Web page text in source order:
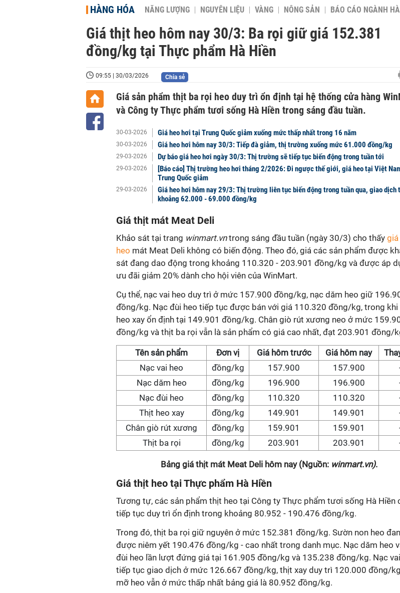
HÀNG HÓA NĂNG LƯỢNG NGUYÊN LIỆU VÀNG NÔNG SẢN BÁO CÁO NGÀNH
Giá thịt heo hôm nay 30/3: Ba rọi giữ giá 152.381
đồng/kg tại Thực phẩm Hà Hiền
09:55 | 30/03/2026 Chia sẻ
Giá sản phẩm thịt ba rọi heo duy trì ổn định tại hệ thống cửa hàng
và Công ty Thực phẩm tươi sống Hà Hiền trong sáng đầu tuần.
30-03-2026 Giá heo hơi tại Trung Quốc giảm xuống mức thấp nhất trong 16 năm
30-03-2026 Giá heo hơi hôm nay 30/3: Tiếp đà giảm, thị trường xuống mức 61.000 đồng/kg
29-03-2026 Dự báo giá heo hơi ngày 30/3: Thị trường sẽ tiếp tục biến động trong tuần tới
29-03-2026
[Báo cáo] Thị trường heo hơi tháng 2/2026: Đi ngược thế giới, giá heo tại Việt
Trung Quốc giảm
29-03-2026
Giá heo hơi hôm nay 29/3: Thị trường liên tục biến động trong tuần qua, giao dịch
khoảng 62.000 - 69.000 đồng/kg
Giá thịt mát Meat Deli
Khảo sát tại trang winmart.vntrong sáng đầu tuần (ngày 30/3) cho thấy
heo mát Meat Deli không có biến động. Theo đó, giá các sản phẩm được
sát đang dao động trong khoảng 110.320 - 203.901 đồng/kg và được áp
ưu đãi giảm 20% dành cho hội viên của WinMart.
Cụ thể, nạc vai heo duy trì ở mức 157.900 đồng/kg, nạc dăm heo giữ
đồng/kg. Nạc đùi heo tiếp tục được bán với giá 110.320 đồng/kg, trong khi
heo xay ổn định tại 149.901 đồng/kg. Chân giò rút xương neo ở mức
đồng/kg và thịt ba rọi vẫn là sản phẩm có giá cao nhất, đạt 203.901 đồng/
Tên sản phẩm Đơn vị Giá hôm trước Giá hôm nay
Nạc vai heo
đồng/kg 157.900 157.900
Nạc dăm heo
đồng/kg 196.900 196.900
Nạc đùi heo
đồng/kg 110.320 110.320
Thịt heo xay
đồng/kg 149.901 149.901
Chân giò rút xương
đồng/kg 159.901 159.901
Thịt ba rọi
đồng/kg 203.901 203.901
Bảng giá thịt mát Meat Deli hôm nay (Nguồn: winmart.vn).
Giá thịt heo tại Thực phẩm Hà Hiền
Tương tự, các sản phẩm thịt heo tại Công ty Thực phẩm tươi sống Hà Hiền
tiếp tục duy trì ổn định trong khoảng 80.952 - 190.476 đồng/kg.
Trong đó, thịt ba rọi giữ nguyên ở mức 152.381 đồng/kg. Sườn non heo
được niêm yết 190.476 đồng/kg - cao nhất trong danh mục. Nạc dăm heo
đùi heo lần lượt đứng giá tại 161.905 đồng/kg và 135.238 đồng/kg. Nạc
tiếp tục giao dịch ở mức 126.667 đồng/kg, thịt xay duy trì 120.000 đồng/
mỡ heo vẫn ở mức thấp nhất bảng giá là 80.952 đồng/kg.